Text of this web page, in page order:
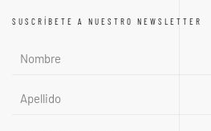
SUSCRÍBETE A NUESTRO NEWSLETTER